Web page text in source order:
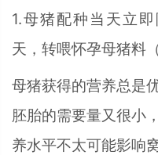
1.母猪配种当天立
天，转喂怀孕母猪料
母猪获得的营养总是
胚胎的需要量又很小
养水平不太可能影响